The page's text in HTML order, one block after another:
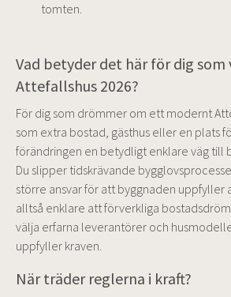
tomten.
Vad betyder det här för dig som
Attefallshus 2026?
För dig som drömmer om ett modernt
som extra bostad, gästhus eller en plats
förändringen en betydligt enklare väg till
Du slipper tidskrävande
större ansvar för att byggnaden uppfyller
alltså enklare att förverkliga
välja erfarna leverantörer och
uppfyller kraven.
När träder reglerna i kraft?